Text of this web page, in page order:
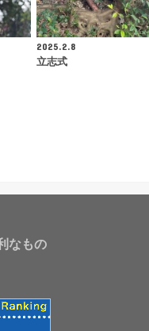
2025.2.8
立志式
なもの